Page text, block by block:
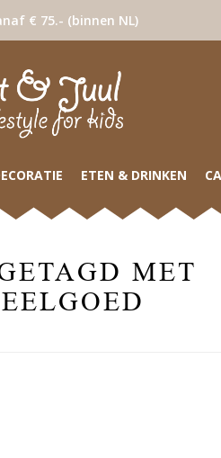
€ 75.- (binnen NL)
ETEN & DRINKEN
MET